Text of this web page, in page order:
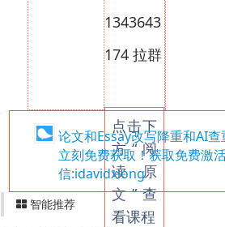
1343643
174 拉群
点击下
方“阅
读原
文”查
看课程
论文和Essay改写降重和AI查
立刻免费获取！获取免费激
信:idavidxiong
智能推荐